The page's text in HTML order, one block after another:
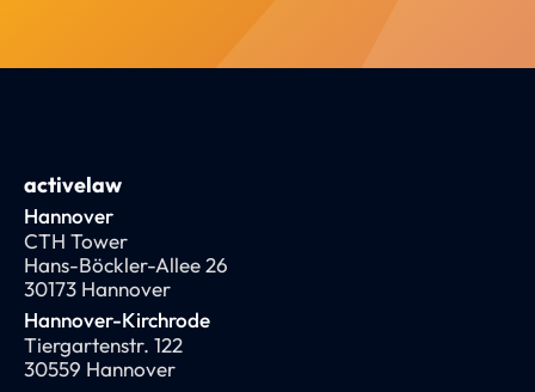
activelaw
Hannover
CTH Tower
Hans-Böckler-Allee 26
30173 Hannover
Hannover-Kirchrode
Tiergartenstr. 122
30559 Hannover